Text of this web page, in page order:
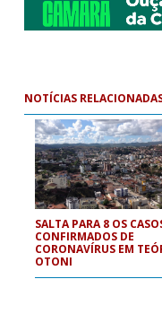
NOTÍCIAS
SALTA PARA 8 OS
CONFIRMADOS DE
CORONAVÍRUS EM
OTONI